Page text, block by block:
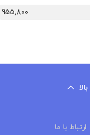
955,800
ارتباط با ما